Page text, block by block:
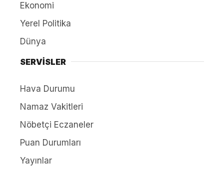
Ekonomi
Yerel Politika
Dünya
SERVİSLER
Hava Durumu
Namaz Vakitleri
Nöbetçi Eczaneler
Puan Durumları
Yayınlar